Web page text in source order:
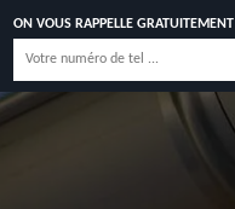
ON VOUS RAPPELLE GRATUITEMENT